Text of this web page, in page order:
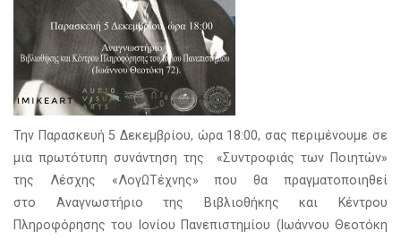
Την Παρασκευή 5 Δεκεμβρίου, ώρα 18:00, σας περιμένουμε σε
μια πρωτότυπη συνάντηση της «Συντροφιάς των Ποιητών»
της Λέσχης «ΛογΩΤέχνης» που θα πραγματοποιηθεί
στο Αναγνωστήριο της Βιβλιοθήκης και Κέντρου
Πληροφόρησης του Ιονίου Πανεπιστημίου (Ιωάννου Θεοτόκη